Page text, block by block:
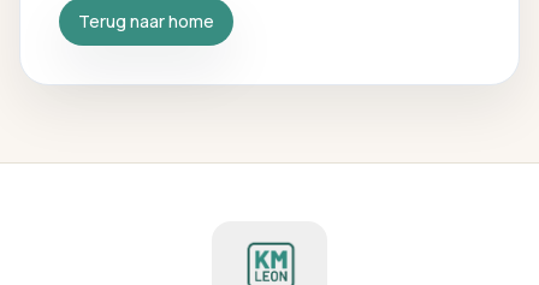
Terug naar home